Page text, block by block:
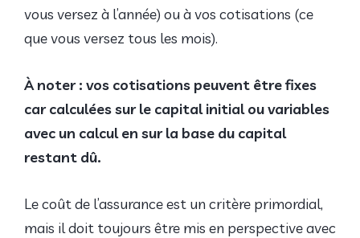
vous versez à l’année) ou à vos cotisations (ce
que vous versez tous les mois).
À noter : vos cotisations peuvent être fixes
car calculées sur le capital initial ou variables
avec un calcul en sur la base du capital
restant dû.
Le coût de l’assurance est un critère primordial,
mais il doit toujours être mis en perspective avec